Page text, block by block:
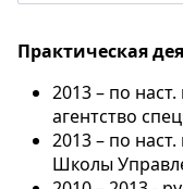
Практическая
2013 – по
агентство
2013 – по
Школы